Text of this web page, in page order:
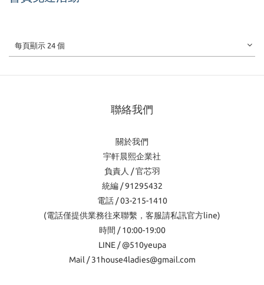
每頁顯示 24 個
聯絡我們
關於我們
宇軒晨熙企業社
負責人 / 官芯羽
統編 / 91295432
電話 / 03-215-1410
(電話僅提供業務往來聯繫，客服請私訊官方line)
時間 / 10:00-19:00
LINE / @510yeupa
Mail / 31house4ladies@gmail.com